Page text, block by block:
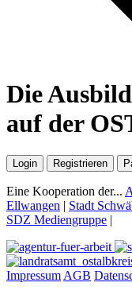
Die
auf der
Login Registrieren
Eine Kooperation der...
Ellwangen | Stadt
SDZ Mediengruppe |
Impressum AGB